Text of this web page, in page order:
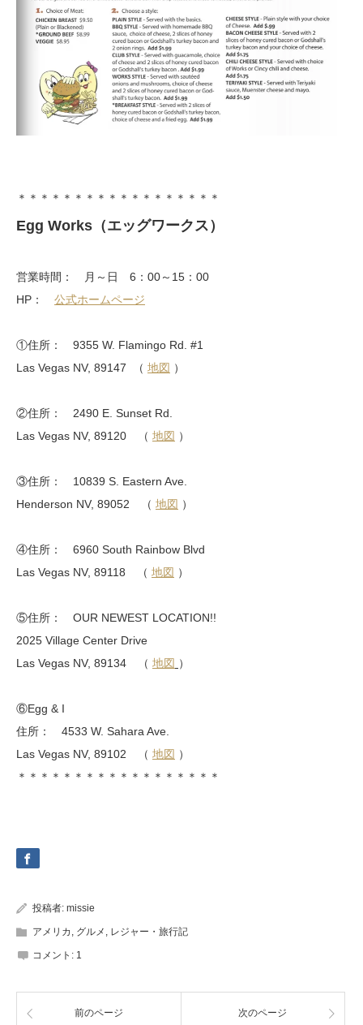
＊＊＊＊＊＊＊＊＊＊＊＊＊＊＊＊＊＊
Egg Works（エッグワークス）
営業時間： 月～日 6：00～15：00
HP： 公式ホームページ
①住所： 9355 W. Flamingo Rd. #1
Las Vegas NV, 89147 （ 地図 ）
②住所： 2490 E. Sunset Rd.
Las Vegas NV, 89120 （ 地図 ）
③住所： 10839 S. Eastern Ave.
Henderson NV, 89052 （ 地図 ）
④住所： 6960 South Rainbow Blvd
Las Vegas NV, 89118 （ 地図 ）
⑤住所： OUR NEWEST LOCATION!!
2025 Village Center Drive
Las Vegas NV, 89134 （ 地図 ）
⑥Egg & I
住所： 4533 W. Sahara Ave.
Las Vegas NV, 89102 （ 地図 ）
＊＊＊＊＊＊＊＊＊＊＊＊＊＊＊＊＊＊
投稿者: missie
アメリカ , グルメ , レジャー・旅行記
コメント: 1
前のページ 次のページ